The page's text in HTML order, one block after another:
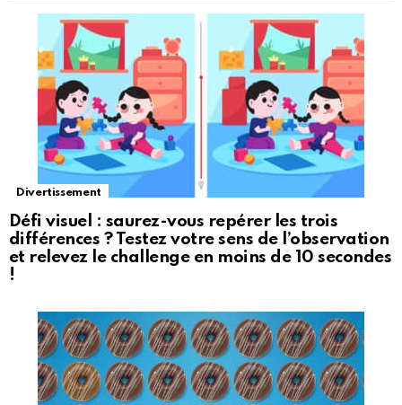
Divertissement
Défi visuel : saurez-vous repérer les trois
différences ? Testez votre sens de l’observation
et relevez le challenge en moins de 10 secondes
!